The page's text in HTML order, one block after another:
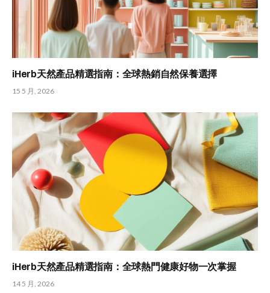
iHerb天然產品精選指南：全球熱銷自然保養選擇
15 5 月, 2026
iHerb天然產品精選指南：全球熱門健康好物一次掌握
14 5 月, 2026